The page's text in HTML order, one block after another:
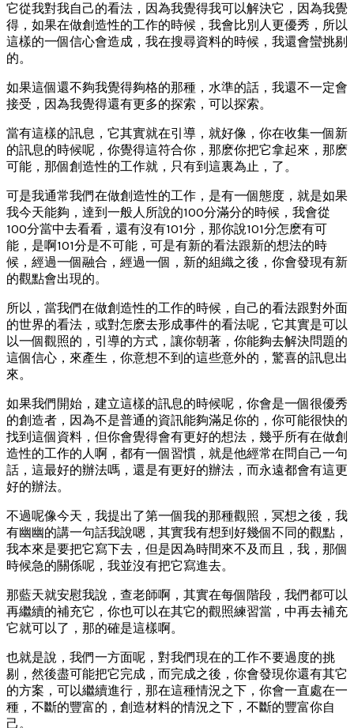
它從我對我自己的看法，因為我覺得我可以解決它，因為我覺
得，如果在做創造性的工作的時候，我會比別人更優秀，所以
這樣的一個信心會造成，我在搜尋資料的時候，我還會蠻挑剔
的。
如果這個還不夠我覺得夠格的那種，水準的話，我還不一定會
接受，因為我覺得還有更多的探索，可以探索。
當有這樣的訊息，它其實就在引導，就好像，你在收集一個新
的訊息的時候呢，你覺得這符合你，那麽你把它拿起來，那麽
可能，那個創造性的工作就，只有到這裏為止，了。
可是我通常我們在做創造性的工作，是有一個態度，就是如果
我今天能夠，達到一般人所說的100分滿分的時候，我會從
100分當中去看看，還有沒有101分，那你說101分怎麽有可
能，是啊101分是不可能，可是有新的看法跟新的想法的時
候，經過一個融合，經過一個，新的組織之後，你會發現有新
的觀點會出現的。
所以，當我們在做創造性的工作的時候，自己的看法跟對外面
的世界的看法，或對怎麽去形成事件的看法呢，它其實是可以
以一個觀照的，引導的方式，讓你朝著，你能夠去解決問題的
這個信心，來產生，你意想不到的這些意外的，驚喜的訊息出
來。
如果我們開始，建立這樣的訊息的時候呢，你會是一個很優秀
的創造者，因為不是普通的資訊能夠滿足你的，你可能很快的
找到這個資料，但你會覺得會有更好的想法，幾乎所有在做創
造性的工作的人啊，都有一個習慣，就是他經常在問自己一句
話，這最好的辦法嗎，還是有更好的辦法，而永遠都會有這更
好的辦法。
不過呢像今天，我提出了第一個我的那種觀照，冥想之後，我
有幽幽的講一句話我說嗯，其實我有想到好幾個不同的觀點，
我本來是要把它寫下去，但是因為時間來不及而且，我，那個
時候急的關係呢，我並沒有把它寫進去。
那藍天就安慰我說，查老師啊，其實在每個階段，我們都可以
再繼續的補充它，你也可以在其它的觀照練習當，中再去補充
它就可以了，那的確是這樣啊。
也就是說，我們一方面呢，對我們現在的工作不要過度的挑
剔，然後盡可能把它完成，而完成之後，你會發現你還有其它
的方案，可以繼續進行，那在這種情況之下，你會一直處在一
種，不斷的豐富的，創造材料的情況之下，不斷的豐富你自
己。